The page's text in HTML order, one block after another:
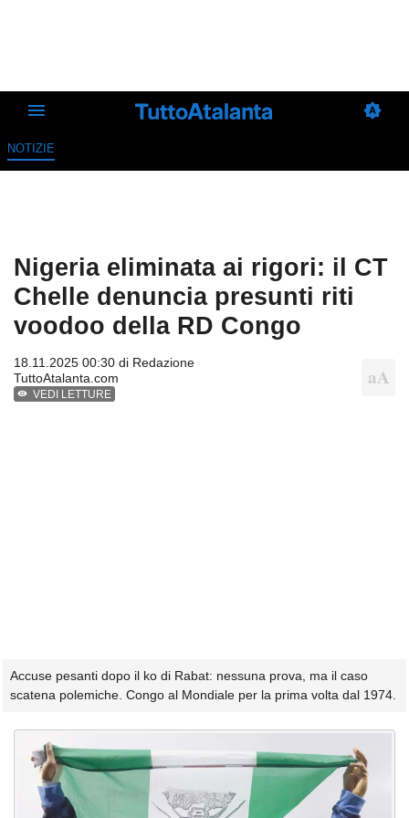
NOTIZIE
Nigeria eliminata ai rigori: il CT
Chelle denuncia presunti riti
voodoo della RD Congo
18.11.2025 00:30 di Redazione
TuttoAtalanta.com
VEDI LETTURE
Accuse pesanti dopo il ko di Rabat: nessuna prova, ma il caso
scatena polemiche. Congo al Mondiale per la prima volta dal 1974.